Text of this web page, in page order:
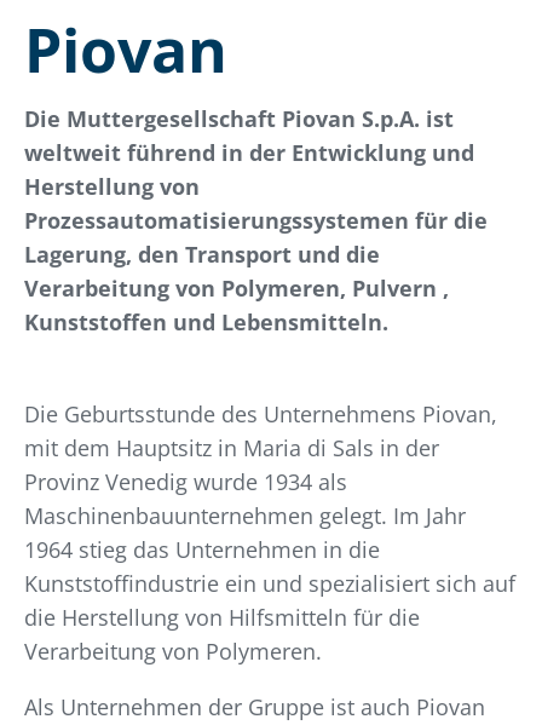
Piovan
Die Muttergesellschaft Piovan S.p.A. ist
weltweit führend in der Entwicklung und
Herstellung von
Prozessautomatisierungssystemen für die
Lagerung, den Transport und die
Verarbeitung von Polymeren, Pulvern ,
Kunststoffen und Lebensmitteln.
Die Geburtsstunde des Unternehmens Piovan,
mit dem Hauptsitz in Maria di Sals in der
Provinz Venedig wurde 1934 als
Maschinenbauunternehmen gelegt. Im Jahr
1964 stieg das Unternehmen in die
Kunststoffindustrie ein und spezialisiert sich auf
die Herstellung von Hilfsmitteln für die
Verarbeitung von Polymeren.
Als Unternehmen der Gruppe ist auch Piovan